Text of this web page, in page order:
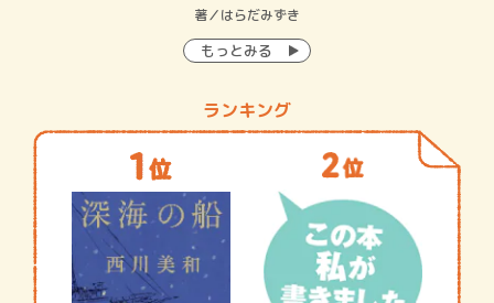
著／はらだみずき
もっとみる
ランキング